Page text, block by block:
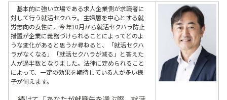
基本的に強い立場である求人企業側が求職者に
対して行う就活セクハラ。主婦層を中心とする就
労志向の女性に、今年10月から就活セクハラ防止
措置が企業に義務づけられることによってどのよ
うな変化があると思うか尋ねると、「就活セクハ
ラがなくなる」「就活セクハラが減る」と答えた
人が過半数となりました。法律に定められること
によって、一定の効果を期待している人が多い様
子が伺えます。